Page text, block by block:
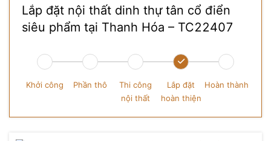
Lắp đặt nội thất dinh thự tân cổ điển
siêu phẩm tại Thanh Hóa – TC22407
Khởi công Phần thô
Thi công
nội thất
Lắp đặt
hoàn thiện
Hoàn thành